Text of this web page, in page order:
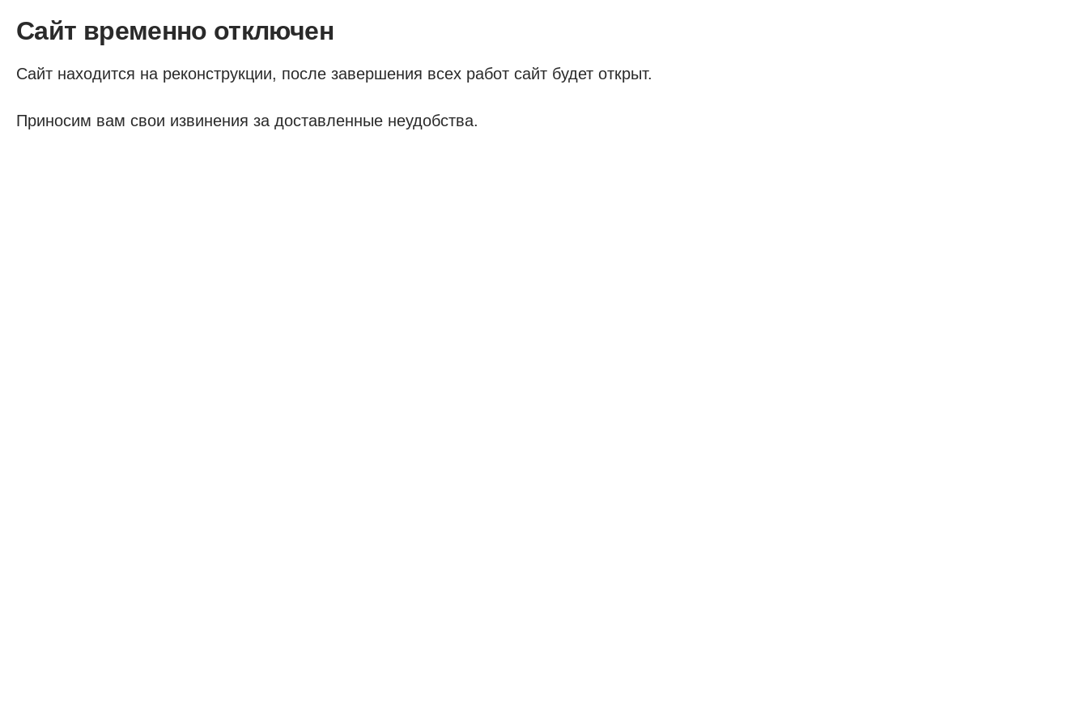
Сайт временно отключен
Сайт находится на реконструкции, после завершения всех работ сайт будет открыт.
Приносим вам свои извинения за доставленные неудобства.